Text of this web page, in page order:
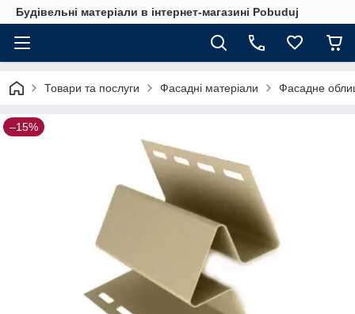
Будівельні матеріали в інтернет-магазині Pobuduj
Товари та послуги Фасадні матеріали Фасадне
–15%